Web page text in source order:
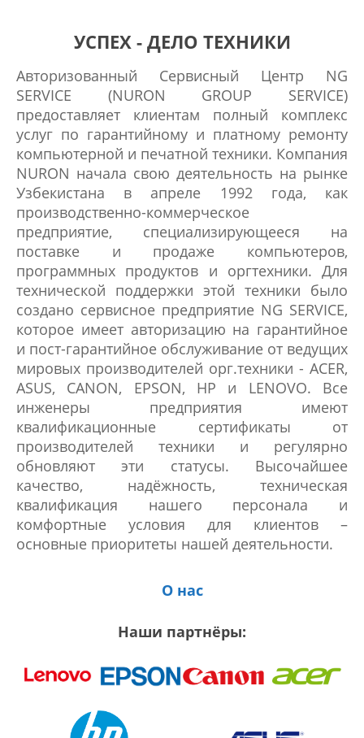
и
п
р
и
н
т
е
р
а
УСПЕХ - ДЕЛО ТЕХНИКИ
Авторизованный Сервисный Центр NG
SERVICE (NURON GROUP SERVICE)
предоставляет клиентам полный комплекс
услуг по гарантийному и платному ремонту
компьютерной и печатной техники. Компания
NURON начала свою деятельность на рынке
Узбекистана в апреле 1992 года, как
производственно-коммерческое
предприятие, специализирующееся на
поставке и продаже компьютеров,
программных продуктов и оргтехники. Для
технической поддержки этой техники было
создано сервисное предприятие NG SERVICE,
которое имеет авторизацию на гарантийное
и пост-гарантийное обслуживание от ведущих
мировых производителей орг.техники - ACER,
ASUS, CANON, EPSON, HP и LENOVO. Все
инженеры предприятия имеют
квалификационные сертификаты от
производителей техники и регулярно
обновляют эти статусы. Высочайшее
качество, надёжность, техническая
квалификация нашего персонала и
комфортные условия для клиентов –
основные приоритеты нашей деятельности.
О нас
Наши партнёры: